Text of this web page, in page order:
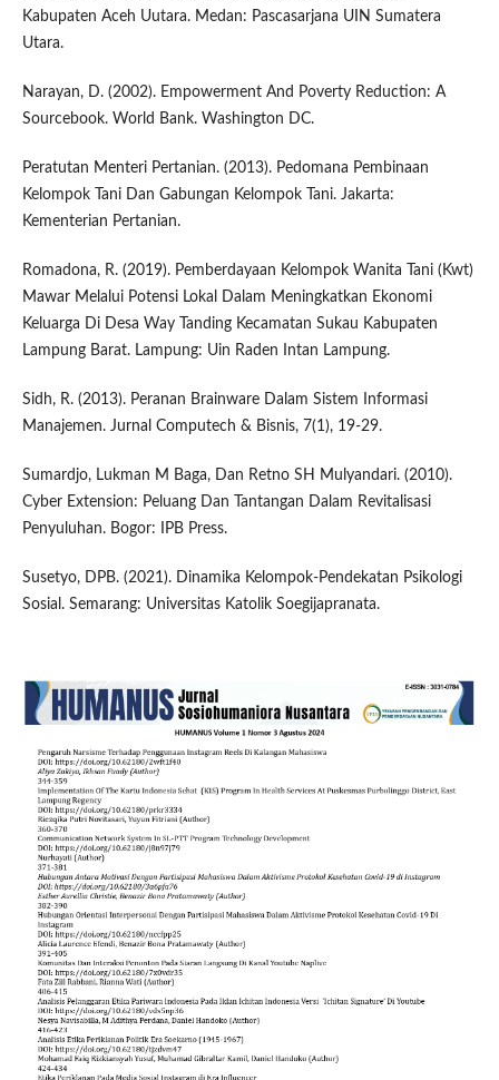
Kabupaten Aceh Uutara. Medan: Pascasarjana UIN Sumatera
Utara.
Narayan, D. (2002). Empowerment And Poverty Reduction: A
Sourcebook. World Bank. Washington DC.
Peratutan Menteri Pertanian. (2013). Pedomana Pembinaan
Kelompok Tani Dan Gabungan Kelompok Tani. Jakarta:
Kementerian Pertanian.
Romadona, R. (2019). Pemberdayaan Kelompok Wanita Tani (Kwt)
Mawar Melalui Potensi Lokal Dalam Meningkatkan Ekonomi
Keluarga Di Desa Way Tanding Kecamatan Sukau Kabupaten
Lampung Barat. Lampung: Uin Raden Intan Lampung.
Sidh, R. (2013). Peranan Brainware Dalam Sistem Informasi
Manajemen. Jurnal Computech & Bisnis, 7(1), 19-29.
Sumardjo, Lukman M Baga, Dan Retno SH Mulyandari. (2010).
Cyber Extension: Peluang Dan Tantangan Dalam Revitalisasi
Penyuluhan. Bogor: IPB Press.
Susetyo, DPB. (2021). Dinamika Kelompok-Pendekatan Psikologi
Sosial. Semarang: Universitas Katolik Soegijapranata.